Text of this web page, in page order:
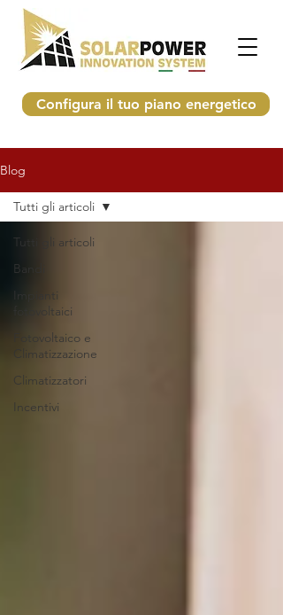
Configura il tuo piano energetico
Blog
Tutti gli articoli
Bandi
Impianti
fotovoltaici
Fotovoltaico e
Climatizzazione
Climatizzatori
Incentivi
Tutti gli articoli